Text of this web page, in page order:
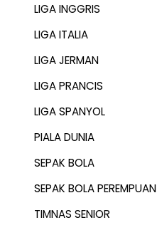
LIGA INGGRIS
LIGA ITALIA
LIGA JERMAN
LIGA PRANCIS
LIGA SPANYOL
PIALA DUNIA
SEPAK BOLA
SEPAK BOLA PEREMPUAN
TIMNAS SENIOR